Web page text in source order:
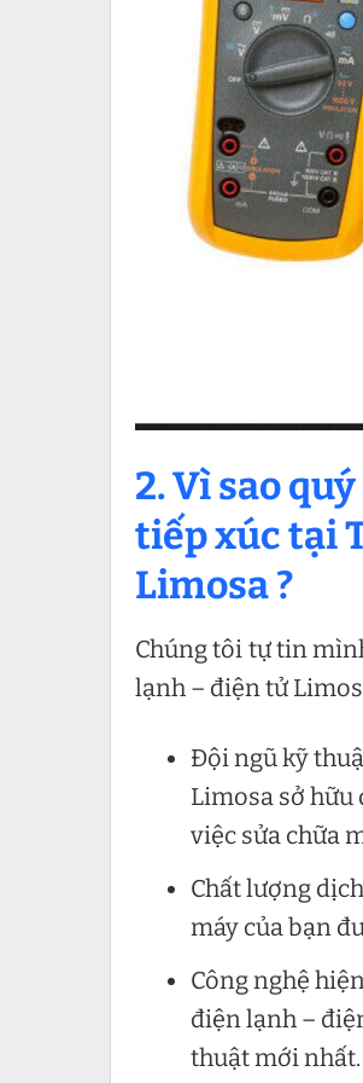
2. Vì sao
tiếp xúc tại
Limosa ?
Chúng tôi tự tin
lạnh – điện tử
Đội ngũ kỹ
Limosa sở
việc sửa chữa
Chất lượng
máy của bạn
Công nghệ
điện lạnh –
thuật mới nhất.